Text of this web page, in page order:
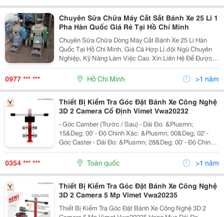
Chuyên Sữa Chữa Máy Cắt Sắt Bánh Xe 25 Li 1
Pha Hàn Quốc Giá Rẻ Tại Hồ Chí Minh
Chuyên Sữa Chữa Dòng Máy Cắt Bánh Xe 25 Li Hàn
Quốc Tại Hồ Chí Minh, Giá Cả Hợp Lí.đội Ngũ Chuyên
Nghiệp, Kỹ Năng Làm Việc Cao. Xin Liên Hệ Để Được
Tư Vấn.trân Trọng!
Zalo/Sdt:0934041480(Ms.linh)/0977922878(Mr.ninh)
0977 *** *** Hồ Chí Minh >1 năm
Thiết Bị Kiểm Tra Góc Đặt Bánh Xe Công Nghệ
3D 2 Camera Cố Định Vimet Vwa20232
- Góc Camber (Trước / Sau) - Dải Đo: &Plusmn;
15&Deg; 00' - Độ Chính Xác: &Plusmn; 00&Deg; 02' -
Góc Caster - Dải Đo: &Plusmn; 28&Deg; 00' - Độ Chính
Xác: &Plusmn; 00&Deg; 05' - Độ Lắc Lư: &Plusmn; 25
&Deg; 00 ' - Độ Chính Xác: &Plusmn; 00...
0354 *** *** Toàn quốc >1 năm
Thiết Bị Kiểm Tra Góc Đặt Bánh Xe Công Nghệ
3D 2 Camera 5 Mp Vimet Vwa20235
Thiết Bị Kiểm Tra Góc Đặt Bánh Xe Công Nghệ 3D 2